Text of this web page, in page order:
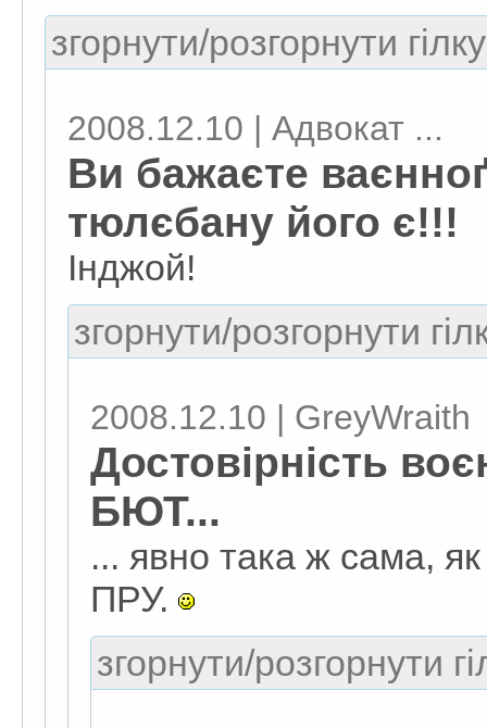
згорнути/розгорнути
2008.12.10 | Адвокат ...
Ви бажаєте
тюлєбану його є!!!
Інджой!
згорнути/розгорнути
2008.12.10 | GreyWraith
Достовірність
БЮТ...
... явно така ж сама, як
ПРУ.
згорнути/розгорнути